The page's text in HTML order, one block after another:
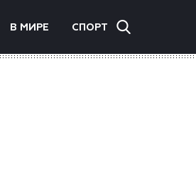
В МИРЕ СПОРТ